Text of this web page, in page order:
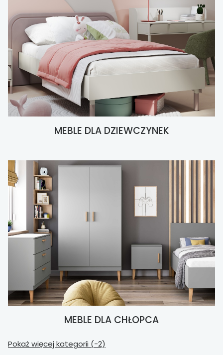
MEBLE DLA DZIEWCZYNEK
MEBLE DLA CHŁOPCA
Pokaż więcej kategorii (-2)